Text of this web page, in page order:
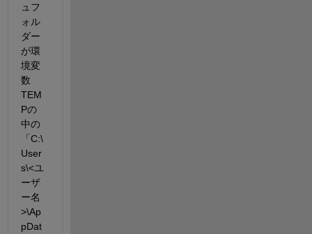
ュフ
ォル
ダー
が環
境変
数
TEM
Pの
中の
「C:\
User
s\<ユ
ーザ
ー名
>\Ap
pDat